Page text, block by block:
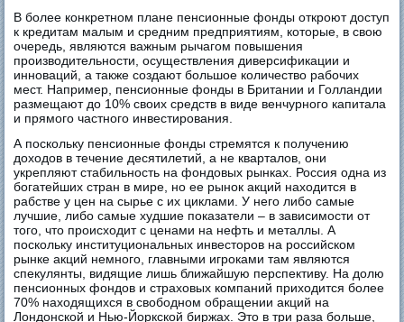
В более конкретном плане пенсионные фонды откроют доступ
к кредитам малым и средним предприятиям, которые, в свою
очередь, являются важным рычагом повышения
производительности, осуществления диверсификации и
инноваций, а также создают большое количество рабочих
мест. Например, пенсионные фонды в Британии и Голландии
размещают до 10% своих средств в виде венчурного капитала
и прямого частного инвестирования.
А поскольку пенсионные фонды стремятся к получению
доходов в течение десятилетий, а не кварталов, они
укрепляют стабильность на фондовых рынках. Россия одна из
богатейших стран в мире, но ее рынок акций находится в
рабстве у цен на сырье с их циклами. У него либо самые
лучшие, либо самые худшие показатели – в зависимости от
того, что происходит с ценами на нефть и металлы. А
поскольку институциональных инвесторов на российском
рынке акций немного, главными игроками там являются
спекулянты, видящие лишь ближайшую перспективу. На долю
пенсионных фондов и страховых компаний приходится более
70% находящихся в свободном обращении акций на
Лондонской и Нью-Йоркской биржах. Это в три раза больше,